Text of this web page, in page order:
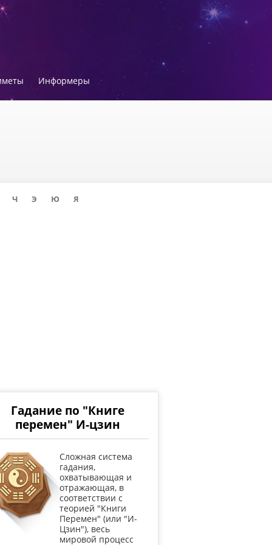
Информеры
Ч Э Ю Я
Гадание по "Книге
перемен" И-цзин
Cложная система
гадания,
охватывающая и
отражающая, в
соответствии с
теорией "Книги
Перемен" (или "И-
Цзин"), весь
мировой процесс